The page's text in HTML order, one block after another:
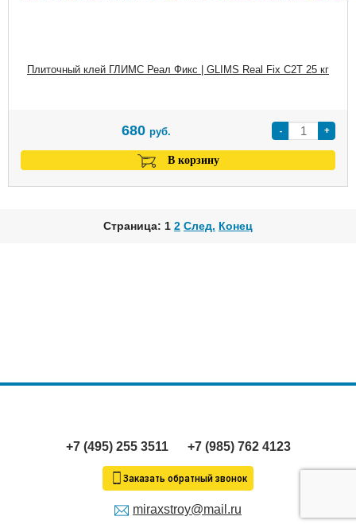
Плиточный клей ГЛИМС Реал Фикс | GLIMS Real Fix C2T 25 кг
- +
680 руб.
В корзину
Страница: 1 2 След. Конец
+7 (495) 255 3511 +7 (985) 762 4123
Заказать обратный звонок
miraxstroy@mail.ru